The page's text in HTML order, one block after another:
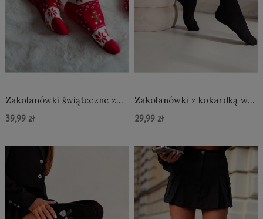
Zakolanówki świąteczne z
39,99 zł
Do Koszyka »
Zakolanówki z kokardką w
29,99 zł
Do Koszyka »